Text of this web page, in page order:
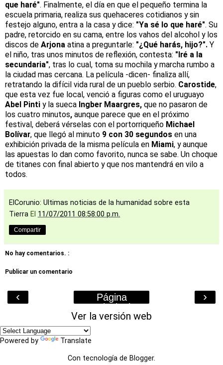
que haré". Finalmente, el día en que el pequeño termina la
escuela primaria, realiza sus quehaceres cotidianos y sin
festejo alguno, entra a la casa y dice: "Ya sé lo que haré". Su
padre, retorcido en su cama, entre los vahos del alcohol y los
discos de Arjona atina a preguntarle: "¿Qué harás, hijo?". Y
el niño, tras unos minutos de reflexión, contesta: "Iré a la
secundaria", tras lo cual, toma su mochila y marcha rumbo a
la ciudad mas cercana. La película -dicen- finaliza allí,
retratando la difícil vida rural de un pueblo serbio. Carostide,
que esta vez fue local, venció a figuras como el uruguayo
Abel Pinti y la sueca Ingber Maargres, que no pasaron de
los cuatro minutos, aunque parece que en el próximo
festival, deberá vérselas con el portorriqueño Michael
Bolívar, que llegó al minuto 9 con 30 segundos en una
exhibición privada de la misma película en Miami, y aunque
las apuestas lo dan como favorito, nunca se sabe. Un choque
de titanes con final abierto y que nos mantendrá en vilo a
todos.
ElCorunio: Ultimas noticias de la humanidad sobre esta
Tierra El 11/07/2011 08:58:00 p.m.
Compartir
No hay comentarios. :
Publicar un comentario
‹ ›
Página
Principal
Ver la versión web
Powered by Translate
Con tecnología de Blogger.